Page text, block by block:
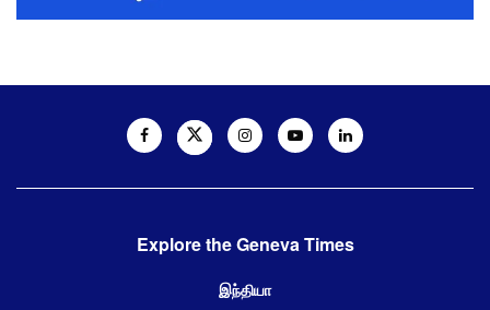
Explore the Geneva Times
இந்தியா